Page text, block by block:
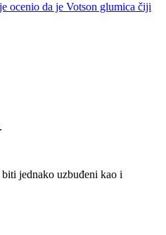
ocenio da je Votson glumica čiji
jednako uzbuđeni kao i